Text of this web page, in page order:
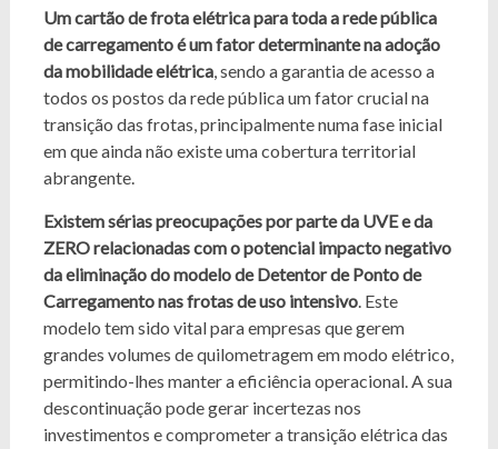
Um cartão de frota elétrica para toda a rede pública
de carregamento é um fator determinante na adoção
da mobilidade elétrica, sendo a garantia de acesso a
todos os postos da rede pública um fator crucial na
transição das frotas, principalmente numa fase inicial
em que ainda não existe uma cobertura territorial
abrangente.
Existem sérias preocupações por parte da UVE e da
ZERO relacionadas com o potencial impacto negativo
da eliminação do modelo de Detentor de Ponto de
Carregamento nas frotas de uso intensivo. Este
modelo tem sido vital para empresas que gerem
grandes volumes de quilometragem em modo elétrico,
permitindo-lhes manter a eficiência operacional. A sua
descontinuação pode gerar incertezas nos
investimentos e comprometer a transição elétrica das